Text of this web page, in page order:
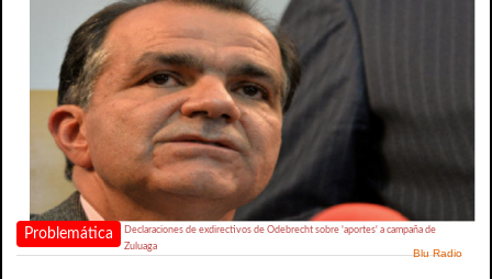
Problemática
Declaraciones de exdirectivos de Odebrecht sobre 'aportes' a campaña de
Zuluaga
Blu Radio